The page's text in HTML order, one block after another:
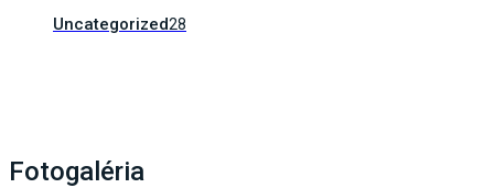
Uncategorized28
Fotogaléria